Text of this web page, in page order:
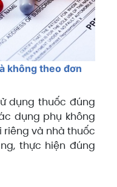
không theo đơn
dụng thuốc đúng
dụng phụ không
riêng và nhà thuốc
thực hiện đúng